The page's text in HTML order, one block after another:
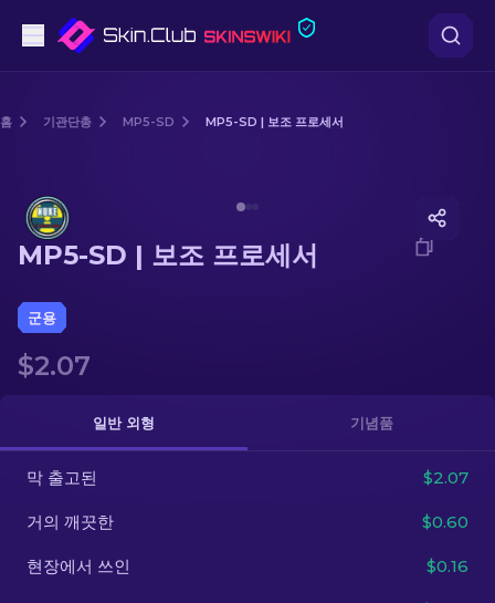
돌격소총
저격소총
장갑
케이스
기타
홈 기관단총 MP5-SD MP5-SD | 보조 프로세서
MP5-SD | 보조 프로세서
군용
$2.07
일반 외형 기념품
막 출고된 $2.07
거의 깨끗한 $0.60
현장에서 쓰인 $0.16